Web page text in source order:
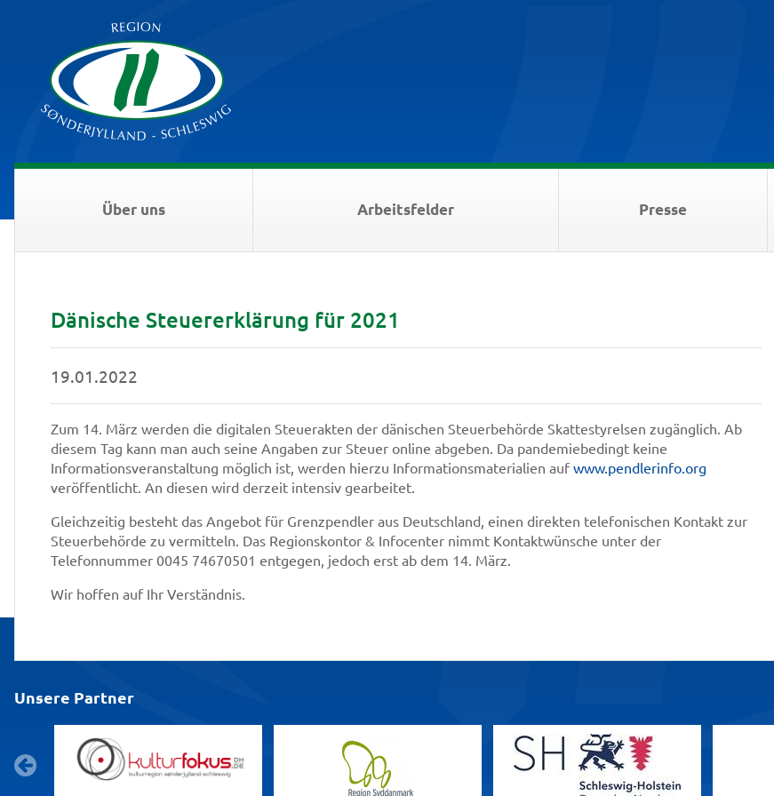
Über uns Arbeitsfelder Presse
Dänische Steuererklärung für 2021
19.01.2022
Zum 14. März werden die digitalen Steuerakten der dänischen Steuerbehörde Skattestyrelsen zugänglich. Ab
diesem Tag kann man auch seine Angaben zur Steuer online abgeben. Da pandemiebedingt keine
Informationsveranstaltung möglich ist, werden hierzu Informationsmaterialien aufwww.pendlerinfo.org
veröffentlicht. An diesen wird derzeit intensiv gearbeitet.
Gleichzeitig besteht das Angebot für Grenzpendler aus Deutschland, einen direkten telefonischen Kontakt zur
Steuerbehörde zu vermitteln. Das Regionskontor & Infocenter nimmt Kontaktwünsche unter der
Telefonnummer 0045 74670501 entgegen, jedoch erst ab dem 14. März.
Wir hoffen auf Ihr Verständnis.
Unsere Partner